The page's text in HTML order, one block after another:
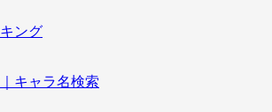
ング
キャラ名検索